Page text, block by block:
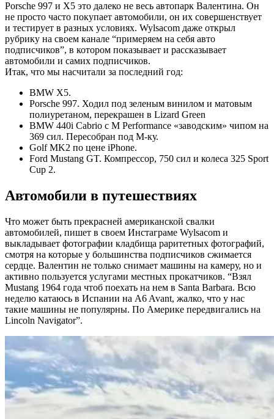
Porsche 997 и X5 это далеко не весь автопарк Валентина. Он
не просто часто покупает автомобили, он их совершенствует
и тестирует в разных условиях. Wylsacom даже открыл
рубрику на своем канале “примеряем на себя авто
подписчиков”, в котором показывает и рассказывает
автомобили и самих подписчиков.
Итак, что мы насчитали за последний год:
BMW X5.
Porsche 997. Ходил под зеленым винилом и матовым
полиуретаном, перекрашен в Lizard Green
BMW 440i Cabrio c M Performance «заводским» чипом на
369 сил. Пересобран под М-ку.
Golf MK2 по цене iPhone.
Ford Mustang GT. Компрессор, 750 сил и колеса 325 Sport
Cup 2.
Автомобили в путешествиях
Что может быть прекрасней американской свалки
автомобилей, пишет в своем Инстаграме Wylsacom и
выкладывает фотографии кладбища раритетных фотографий,
смотря на которые у большинства подписчиков сжимается
сердце. Валентин не только снимает машины на камеру, но и
активно пользуется услугами местных прокатчиков. “Взял
Mustang 1964 года чтоб поехать на нем в Santa Barbara. Всю
неделю катаюсь в Испании на A6 Avant, жалко, что у нас
такие машины не популярны. По Америке передвигались на
Lincoln Navigator”.